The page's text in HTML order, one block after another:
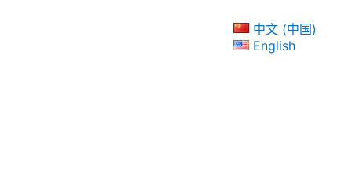
中文 (中国)
English